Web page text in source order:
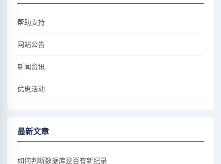
帮助支持
网站公告
新闻资讯
优惠活动
最新文章
如何判断数据库是否有新纪录